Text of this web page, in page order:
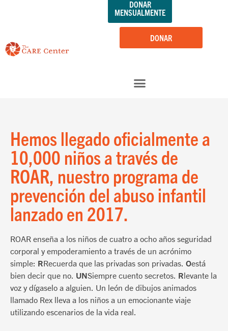
DONAR
DONAR
MENSUALMENTE
Hemos llegado oficialmente a
10,000 niños a través de
ROAR, nuestro programa de
prevención del abuso infantil
lanzado en 2017.
ROAR enseña a los niños de cuatro a ocho años seguridad
corporal y empoderamiento a través de un acrónimo
simple: RRecuerda que las privadas son privadas. Oestá
bien decir que no. UNSiempre cuento secretos. Rlevante la
voz y dígaselo a alguien. Un león de dibujos animados
llamado Rex lleva a los niños a un emocionante viaje
utilizando escenarios de la vida real.